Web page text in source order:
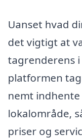
Uanset hvad
det vigtigt at
tagrenderens
platformen
nemt
lokalområde,
priser og